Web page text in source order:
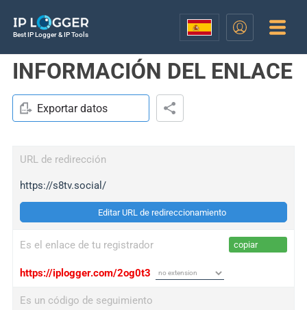
Best IP Logger & IP Tools
INFORMACIÓN DEL ENLACE
Exportar datos
URL de redirección
https://s8tv.social/
Editar URL de redireccionamiento
Es el enlace de tu registrador copiar
https://iplogger.com/2og0t3
Es un código de seguimiento